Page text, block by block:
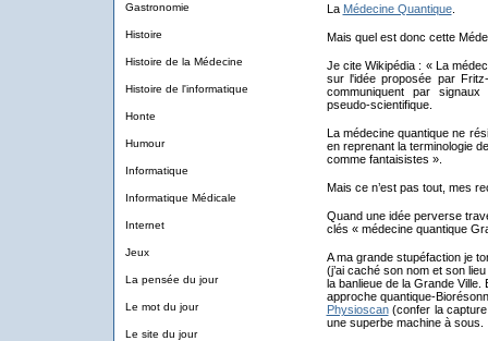
Gastronomie
Histoire
Histoire de la Médecine
Histoire de l'informatique
Honte
Humour
Informatique
Informatique Médicale
Internet
Jeux
La pensée du jour
Le mot du jour
Le site du jour
La Médecine Quantique.
Mais quel est donc cette
Je cite Wikipédia : « La
sur l'idée proposée par
communiquent par signaux
pseudo-scientifique.
La médecine quantique ne
en reprenant la terminologie
comme fantaisistes ».
Mais ce n’est pas tout, mes
Quand une idée perverse
clés « médecine quantique
A ma grande stupéfaction je
(j’ai caché son nom et son
la banlieue de la Grande
approche quantique-
Physioscan(confer la capture
une superbe machine à sous.